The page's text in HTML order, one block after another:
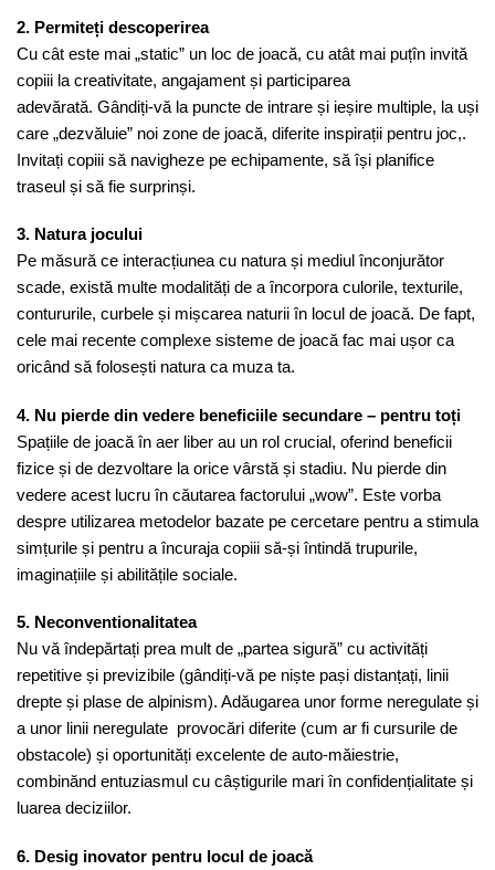
2. Permiteți descoperirea
Cu cât este mai „static” un loc de joacă, cu atât mai puțîn invită
copiii la creativitate, angajament și participarea
adevărată. Gândiți-vă la puncte de intrare și ieșire multiple, la uși
care „dezvăluie” noi zone de joacă, diferite inspirații pentru joc,.
Invitați copiii să navigheze pe echipamente, să își planifice
traseul și să fie surprinși.
3. Natura jocului
Pe măsură ce interacțiunea cu natura și mediul înconjurător
scade, există multe modalități de a încorpora culorile, texturile,
contururile, curbele și mișcarea naturii în locul de joacă. De fapt,
cele mai recente complexe sisteme de joacă fac mai ușor ca
oricând să folosești natura ca muza ta.
4. Nu pierde din vedere beneficiile secundare – pentru toți
Spațiile de joacă în aer liber au un rol crucial, oferind beneficii
fizice și de dezvoltare la orice vârstă și stadiu. Nu pierde din
vedere acest lucru în căutarea factorului „wow”. Este vorba
despre utilizarea metodelor bazate pe cercetare pentru a stimula
simțurile și pentru a încuraja copiii să-și întindă trupurile,
imaginațiile și abilitățile sociale.
5. Neconventionalitatea
Nu vă îndepărtați prea mult de „partea sigură” cu activități
repetitive și previzibile (gândiți-vă pe niște pași distanțați, linii
drepte și plase de alpinism). Adăugarea unor forme neregulate și
a unor linii neregulate provocări diferite (cum ar fi cursurile de
obstacole) și oportunități excelente de auto-măiestrie,
combinănd entuziasmul cu câștigurile mari în confidențialitate și
luarea deciziilor.
6. Desig inovator pentru locul de joacă